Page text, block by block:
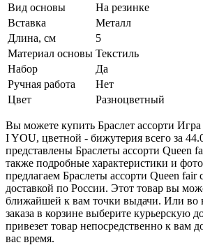
Вид основы
На резинке
Вставка
Металл
Длина, см
5
Материал основы Текстиль
Набор
Да
Ручная работа
Нет
Цвет
Разноцветный
Вы можете купить Браслет ассорти
I YOU, цветной - бижутерия всего за
представлены Браслеты ассорти Queen
также подробные характеристики и
предлагаем Браслеты ассорти Queen fair
доставкой по России. Этот товар вы
ближайшей к вам точки выдачи. Или во
заказа в корзине выберите курьерскую
привезет товар непосредственно к вам
вас время.